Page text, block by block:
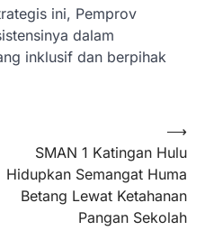
ini, Pemprov
dalam
inklusif dan berpihak
SMAN 1 Katingan Hulu
Hidupkan Semangat Huma
Betang Lewat Ketahanan
Pangan Sekolah
⟶